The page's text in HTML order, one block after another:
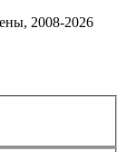
2008-2026